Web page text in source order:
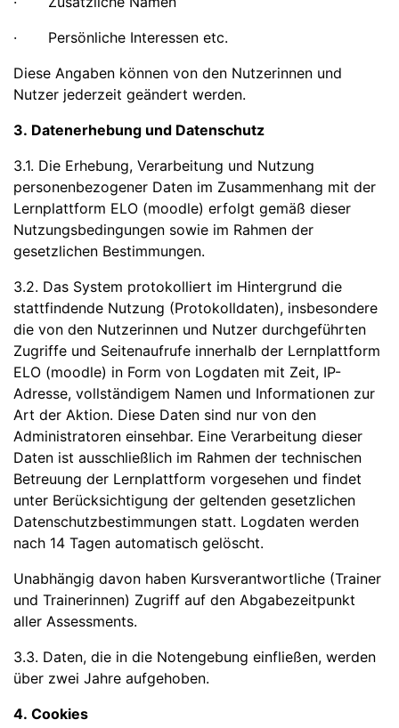
· Persönliche Interessen etc.
Diese Angaben können von den Nutzerinnen und
Nutzer jederzeit geändert werden.
3. Datenerhebung und Datenschutz
3.1. Die Erhebung, Verarbeitung und Nutzung
personenbezogener Daten im Zusammenhang mit der
Lernplattform ELO (moodle) erfolgt gemäß dieser
Nutzungsbedingungen sowie im Rahmen der
gesetzlichen Bestimmungen.
3.2. Das System protokolliert im Hintergrund die
stattfindende Nutzung (Protokolldaten), insbesondere
die von den Nutzerinnen und Nutzer durchgeführten
Zugriffe und Seitenaufrufe innerhalb der Lernplattform
ELO (moodle) in Form von Logdaten mit Zeit, IP-
Adresse, vollständigem Namen und Informationen zur
Art der Aktion. Diese Daten sind nur von den
Administratoren einsehbar. Eine Verarbeitung dieser
Daten ist ausschließlich im Rahmen der technischen
Betreuung der Lernplattform vorgesehen und findet
unter Berücksichtigung der geltenden gesetzlichen
Datenschutzbestimmungen statt. Logdaten werden
nach 14 Tagen automatisch gelöscht.
Unabhängig davon haben Kursverantwortliche (Trainer
und Trainerinnen) Zugriff auf den Abgabezeitpunkt
aller Assessments.
3.3. Daten, die in die Notengebung einfließen, werden
über zwei Jahre aufgehoben.
4. Cookies